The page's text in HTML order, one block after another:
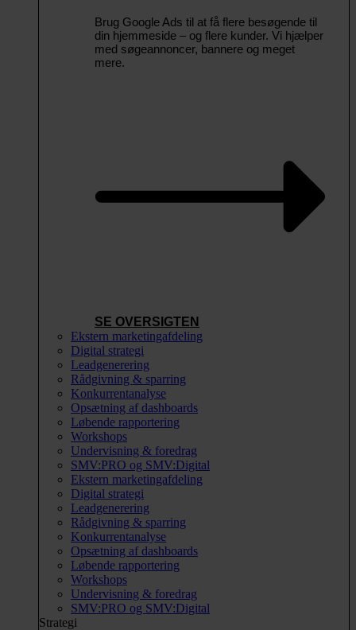
Brug Google Ads til at få flere besøgende til
din hjemmeside – og flere kunder. Vi hjælper
med søgeannoncer, bannere og meget
mere.
SE OVERSIGTEN
Ekstern marketingafdeling
Digital strategi
Leadgenerering
Rådgivning & sparring
Konkurrentanalyse
Opsætning af dashboards
Løbende rapportering
Workshops
Undervisning & foredrag
SMV:PRO og SMV:Digital
Ekstern marketingafdeling
Digital strategi
Leadgenerering
Rådgivning & sparring
Konkurrentanalyse
Opsætning af dashboards
Løbende rapportering
Workshops
Undervisning & foredrag
SMV:PRO og SMV:Digital
Strategi